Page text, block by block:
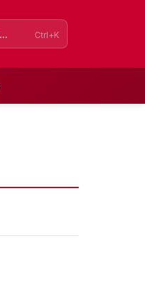
Ctrl+K